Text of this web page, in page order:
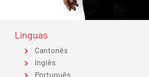
Línguas
Cantonês
Inglês
Português